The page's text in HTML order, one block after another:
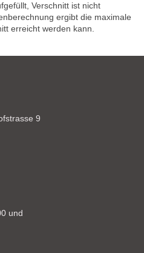
Verschnitt ist nicht
ergibt die maximale
erreicht werden kann.
9
und